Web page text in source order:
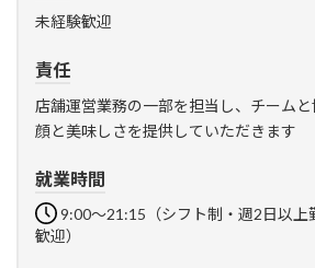
未経験歓迎
責任
店舗運営業務の一部を担当し、チーム
顔と美味しさを提供していただきます
就業時間
9:00～21:15（シフト制・週2日以上
歓迎）